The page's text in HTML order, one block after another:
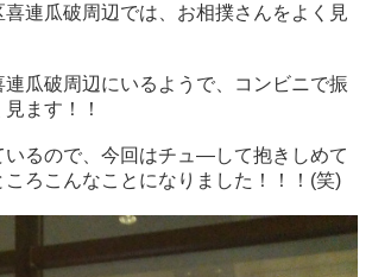
喜連瓜破周辺では、お相撲さんをよく見
瓜破周辺にいるようで、コンビニで振
ます！！
いるので、今回はチュ―して抱きしめて
ろこんなことになりました！！！(笑)